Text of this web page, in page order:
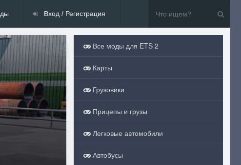
Вход / Регистрация
Все моды для ETS 2
Карты
Грузовики
Прицепы и грузы
Легковые автомобили
Автобусы